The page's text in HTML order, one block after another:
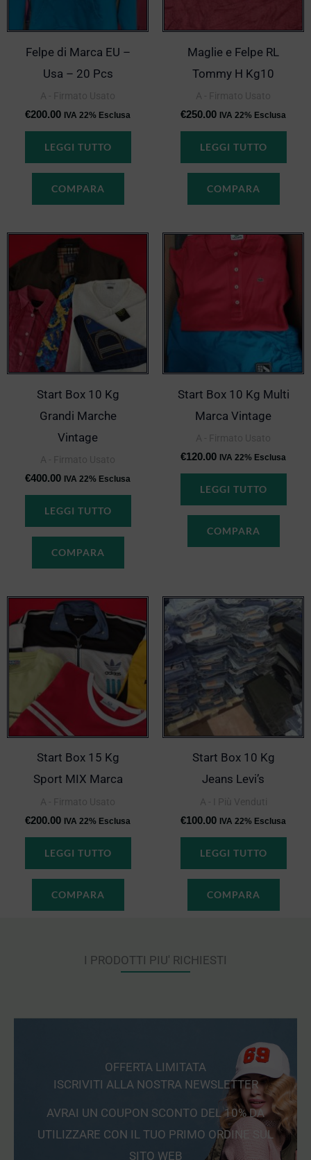
Felpe di Marca EU –
Usa – 20 Pcs
€200.00 IVA 22% Esclusa
LEGGI TUTTO
COMPARA
Maglie e Felpe RL
Tommy H Kg10
€250.00 IVA 22% Esclusa
LEGGI TUTTO
COMPARA
Start Box 10 Kg
Grandi Marche
Vintage
€400.00 IVA 22% Esclusa
LEGGI TUTTO
COMPARA
Start Box 10 Kg Multi
Marca Vintage
€120.00 IVA 22% Esclusa
LEGGI TUTTO
COMPARA
Start Box 15 Kg
Sport MIX Marca
€200.00 IVA 22% Esclusa
LEGGI TUTTO
COMPARA
Start Box 10 Kg
Jeans Levi’s
€100.00 IVA 22% Esclusa
LEGGI TUTTO
COMPARA
I PRODOTTI PIU' RICHIESTI
OFFERTA LIMITATA
ISCRIVITI ALLA NOSTRA NEWSLETTER
AVRAI UN COUPON SCONTO DEL 10% DA
UTILIZZARE CON IL TUO PRIMO ORDINE SUL
SITO WEB